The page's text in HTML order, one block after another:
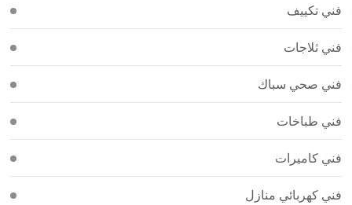
فني تكييف
فني ثلاجات
فني صحي سباك
فني طباخات
فني كاميرات
فني كهربائي منازل